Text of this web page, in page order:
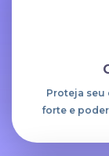
Proteja seu
forte e